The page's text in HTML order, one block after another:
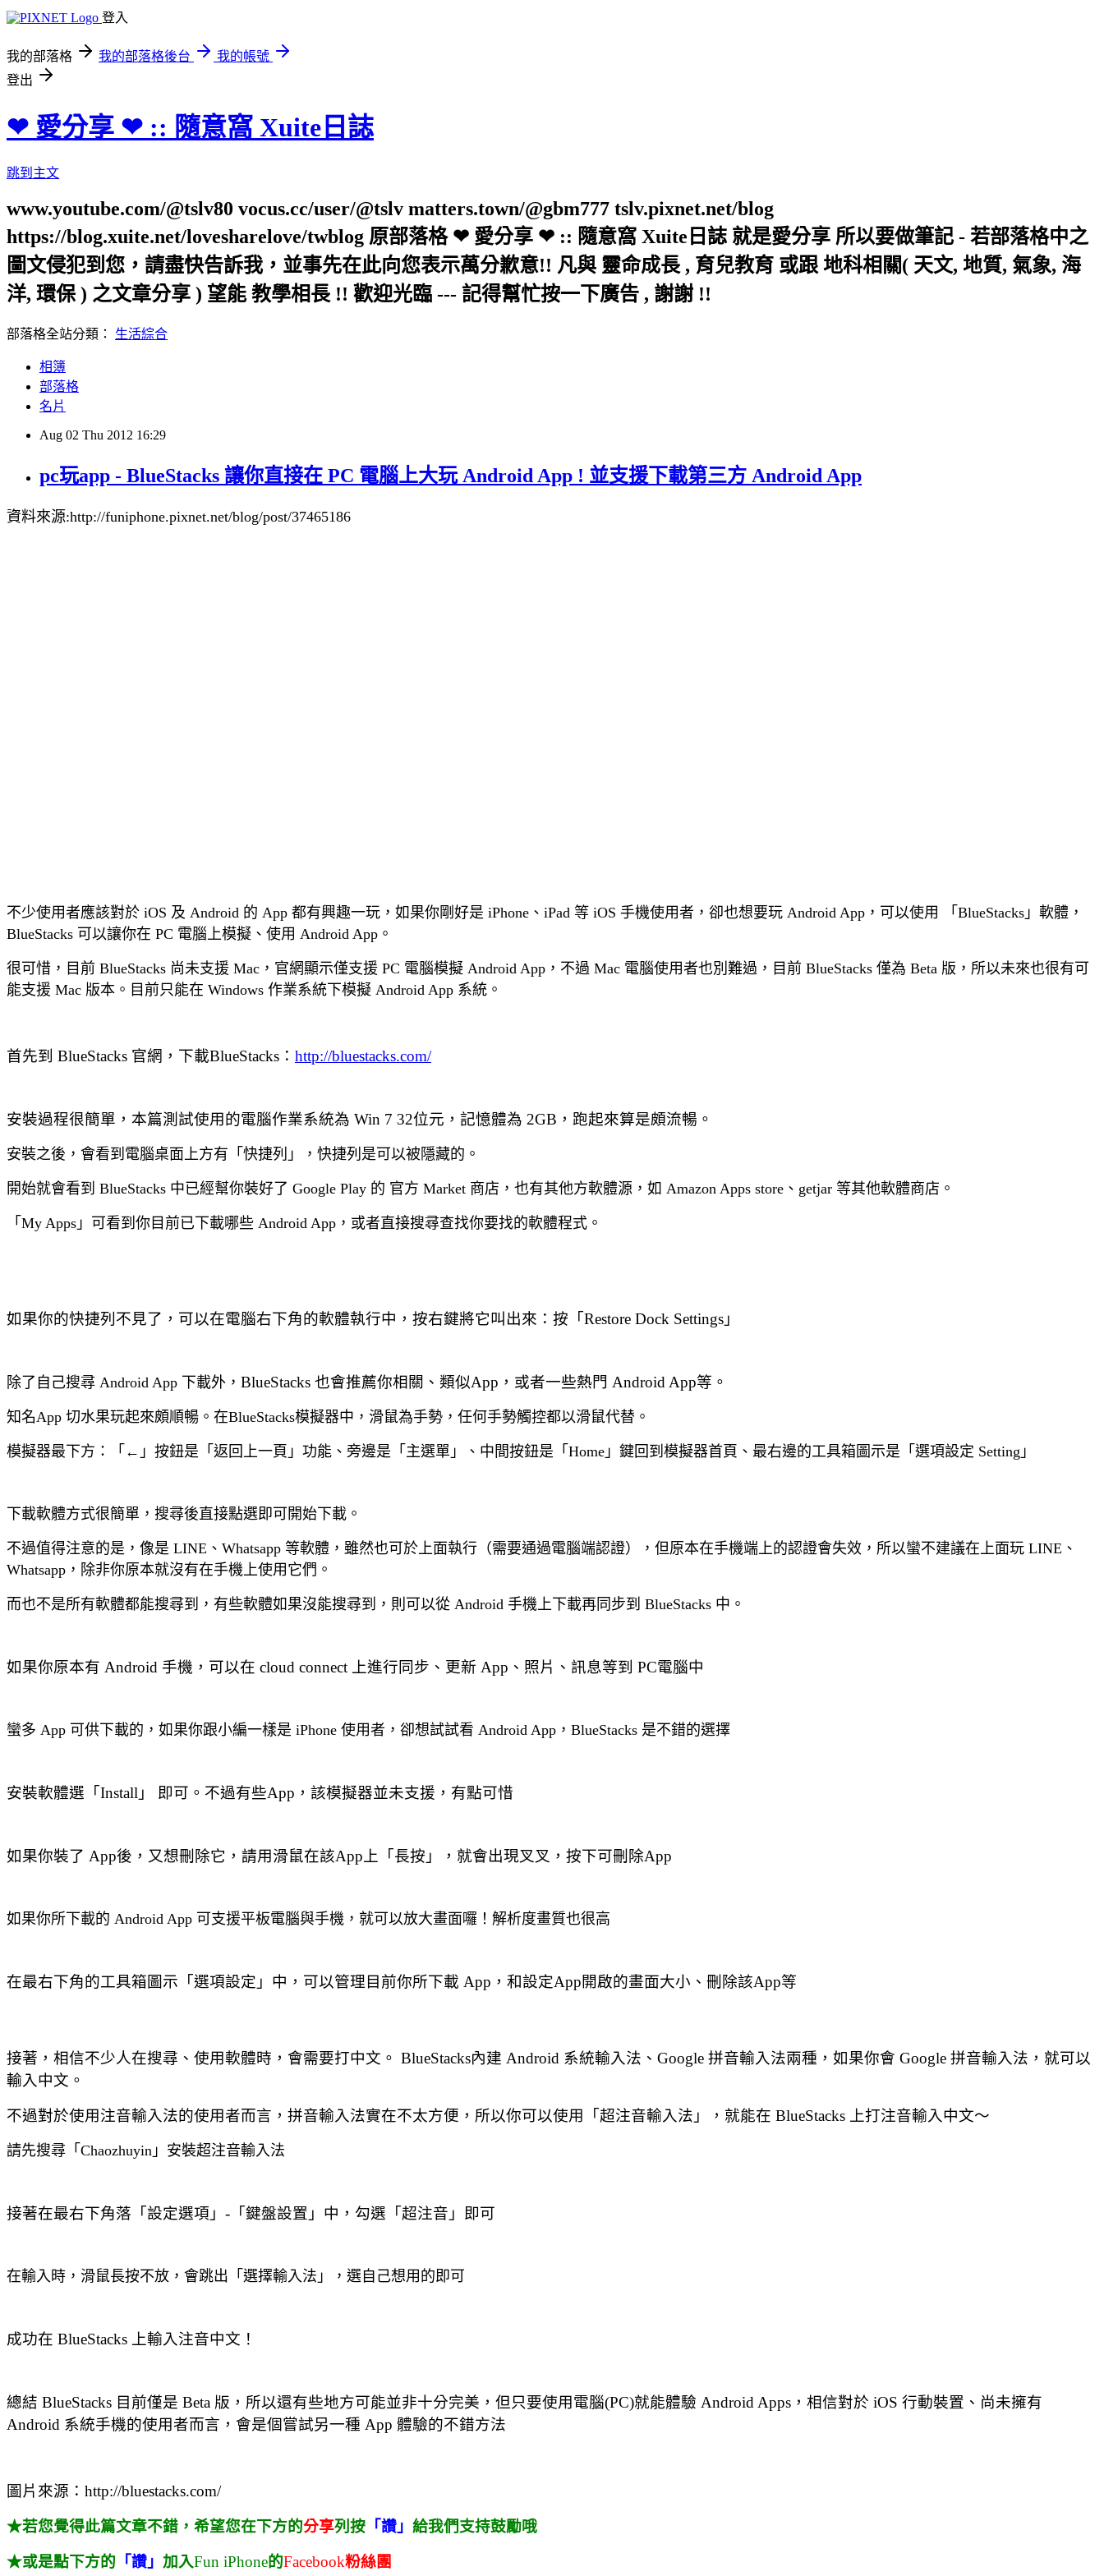
登入
我的部落格 我的部落格後台
我的帳號
登出
❤ 愛分享 ❤ :: 隨意窩 Xuite日誌
跳到主文
www.youtube.com/@tslv80 vocus.cc/user/@tslv matters.town/@gbm777 tslv.pixnet.net/blog
https://blog.xuite.net/lovesharelove/twblog 原部落格 ❤ 愛分享 ❤ :: 隨意窩 Xuite日誌 就是愛分享 所以要做筆記 - 若部落格中之
圖文侵犯到您，請盡快告訴我，並事先在此向您表示萬分歉意!! 凡與 靈命成長 , 育兒教育 或跟 地科相關( 天文, 地質, 氣象, 海
洋, 環保 ) 之文章分享 ) 望能 教學相長 !! 歡迎光臨 --- 記得幫忙按一下廣告 , 謝謝 !!
部落格全站分類： 生活綜合
相簿
部落格
名片
Aug 02 Thu 2012 16:29
pc玩app - BlueStacks 讓你直接在 PC 電腦上大玩 Android App ! 並支援下載第三方 Android App
資料來源:http://funiphone.pixnet.net/blog/post/37465186
不少使用者應該對於 iOS 及 Android 的 App 都有興趣一玩，如果你剛好是 iPhone、iPad 等 iOS 手機使用者，卻也想要玩 Android App，可以使用 「BlueStacks」軟體，
BlueStacks 可以讓你在 PC 電腦上模擬、使用 Android App。
很可惜，目前 BlueStacks 尚未支援 Mac，官網顯示僅支援 PC 電腦模擬 Android App，不過 Mac 電腦使用者也別難過，目前 BlueStacks 僅為 Beta 版，所以未來也很有可
能支援 Mac 版本。目前只能在 Windows 作業系統下模擬 Android App 系統。
首先到 BlueStacks 官網，下載BlueStacks： http://bluestacks.com/
安裝過程很簡單，本篇測試使用的電腦作業系統為 Win 7 32位元，記憶體為 2GB，跑起來算是頗流暢。
安裝之後，會看到電腦桌面上方有「快捷列」，快捷列是可以被隱藏的。
開始就會看到 BlueStacks 中已經幫你裝好了 Google Play 的 官方 Market 商店，也有其他方軟體源，如 Amazon Apps store、getjar 等其他軟體商店。
「My Apps」可看到你目前已下載哪些 Android App，或者直接搜尋查找你要找的軟體程式。
如果你的快捷列不見了，可以在電腦右下角的軟體執行中，按右鍵將它叫出來：按「Restore Dock Settings」
除了自己搜尋 Android App 下載外， BlueStacks 也會推薦你相關、類似App，或者一些熱門 Android App等。
知名App 切水果玩起來頗順暢。在BlueStacks模擬器中，滑鼠為手勢，任何手勢觸控都以滑鼠代替。
模擬器最下方：「←」按鈕是「返回上一頁」功能、旁邊是「主選單」、中間按鈕是「Home」鍵回到模擬器首頁、最右邊的工具箱圖示是「選項設定 Setting」
下載軟體方式很簡單，搜尋後直接點選即可開始下載。
不過值得注意的是，像是 LINE、Whatsapp 等軟體，雖然也可於上面執行（需要通過電腦端認證），但原本在手機端上的認證會失效，所以蠻不建議在上面玩 LINE、
Whatsapp，除非你原本就沒有在手機上使用它們。
而也不是所有軟體都能搜尋到，有些軟體如果沒能搜尋到，則可以從 Android 手機上下載再同步到 BlueStacks 中。
如果你原本有 Android 手機，可以在 cloud connect 上進行同步、更新 App、照片、訊息等到 PC電腦中
蠻多 App 可供下載的，如果你跟小編一樣是 iPhone 使用者，卻想試試看 Android App， BlueStacks 是不錯的選擇
安裝軟體選「Install」 即可。不過有些App，該模擬器並未支援，有點可惜
如果你裝了 App後，又想刪除它，請用滑鼠在該App上「長按」，就會出現叉叉，按下可刪除App
如果你所下載的 Android App 可支援平板電腦與手機，就可以放大畫面囉！解析度畫質也很高
在最右下角的工具箱圖示「選項設定」中，可以管理目前你所下載 App，和設定App開啟的畫面大小、刪除該App等
接著，相信不少人在搜尋、使用軟體時，會需要打中文。 BlueStacks內建 Android 系統輸入法、Google 拼音輸入法兩種，如果你會 Google 拼音輸入法，就可以
輸入中文。
不過對於使用注音輸入法的使用者而言，拼音輸入法實在不太方便，所以你可以使用「超注音輸入法」，就能在 BlueStacks 上打注音輸入中文～
請先搜尋「Chaozhuyin」安裝超注音輸入法
接著在最右下角落「設定選項」-「鍵盤設置」中，勾選「超注音」即可
在輸入時，滑鼠長按不放，會跳出「選擇輸入法」，選自己想用的即可
成功在 BlueStacks 上輸入注音中文！
總結 BlueStacks 目前僅是 Beta 版，所以還有些地方可能並非十分完美，但只要使用電腦(PC)就能體驗 Android Apps，相信對於 iOS 行動裝置、尚未擁有
Android 系統手機的使用者而言，會是個嘗試另一種 App 體驗的不錯方法
圖片來源：http://bluestacks.com/
★若您覺得此篇文章不錯，希望您在下方的分享列按 「讚」 給我們支持鼓勵哦
★或是點下方的 「讚」 加入Fun iPhone的Facebook粉絲團